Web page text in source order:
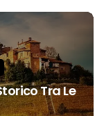
Tra Le